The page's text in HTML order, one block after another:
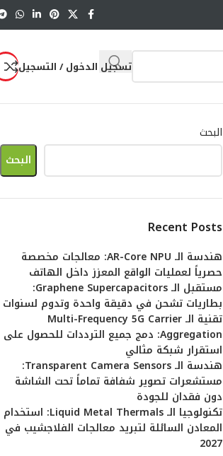
تسجيل الدخول / التسجيل
البحث
البحث
Recent Posts
هندسة الـ AR-Core NPU: معالجات مخصصة
حصرياً لعمليات الواقع المعزز داخل الهاتف
مستقبل الـ Graphene Supercapacitors:
بطاريات تشحن في دقيقة واحدة وتدوم لسنوات
تقنية الـ Multi-Frequency 5G Carrier
Aggregation: دمج جميع الترددات للحصول على
استقرار شبكة مثالي
هندسة الـ Transparent Camera Sensors:
مستشعرات تصوير شفافة تماماً تحت الشاشة
دون فقدان للجودة
تكنولوجيا الـ Liquid Metal Thermals: استخدام
المعادن السائلة لتبريد معالجات الفلاجشيب في
2027